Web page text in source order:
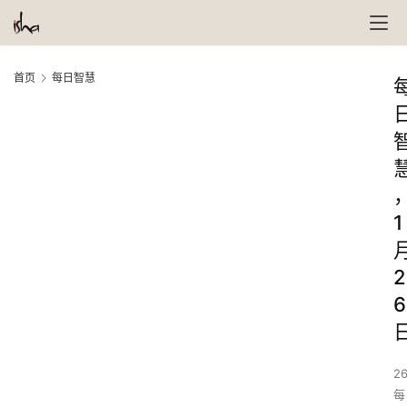
首页 每日智慧
1
2
6